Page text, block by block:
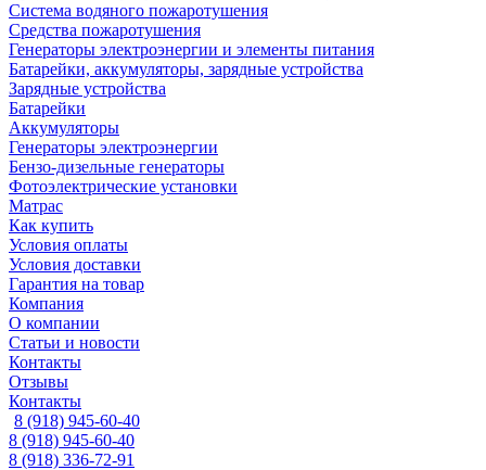
Система водяного пожаротушения
Средства пожаротушения
Генераторы электроэнергии и элементы питания
Батарейки, аккумуляторы, зарядные устройства
Зарядные устройства
Батарейки
Аккумуляторы
Генераторы электроэнергии
Бензо-дизельные генераторы
Фотоэлектрические установки
Матрас
Как купить
Условия оплаты
Условия доставки
Гарантия на товар
Компания
О компании
Статьи и новости
Контакты
Отзывы
Контакты
8 (918) 945-60-40
8 (918) 945-60-40
8 (918) 336-72-91